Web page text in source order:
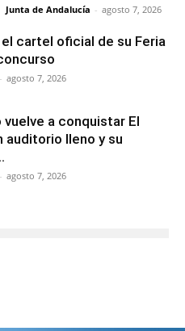
Junta de Andalucía - agosto 7, 2026
cartel oficial de su Feria
- agosto 7, 2026
vuelve a conquistar El
auditorio lleno y su
- agosto 7, 2026